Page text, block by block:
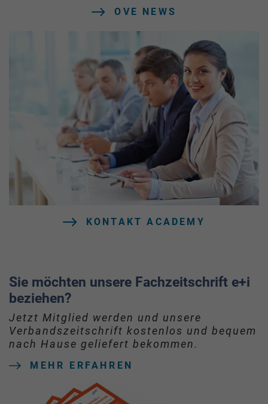
OVE NEWS
KONTAKT ACADEMY
Sie möchten unsere Fachzeitschrift e+i
beziehen?
Jetzt Mitglied werden und unsere
Verbandszeitschrift kostenlos und bequem
nach Hause geliefert bekommen.
MEHR ERFAHREN